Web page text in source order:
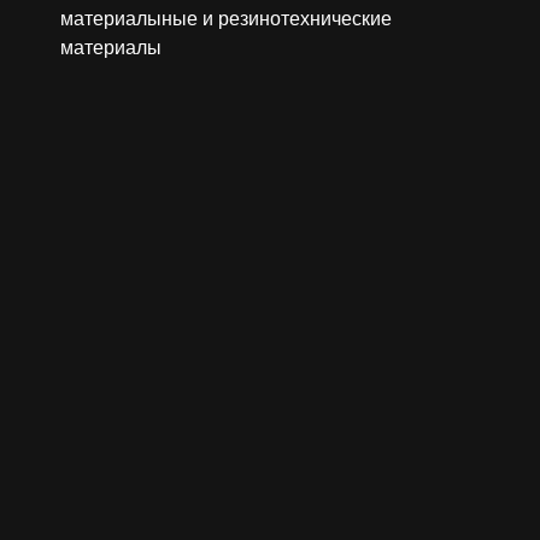
материалыные и резинотехнические
материалы